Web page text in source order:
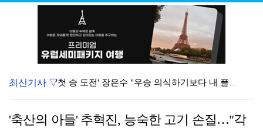
'첫 승 도전' 장은수 "우승 의식하기보다 내 플레이에…
최신기사 ▽
'축산의 아들' 추혁진, 능숙한 고기 손질…"각